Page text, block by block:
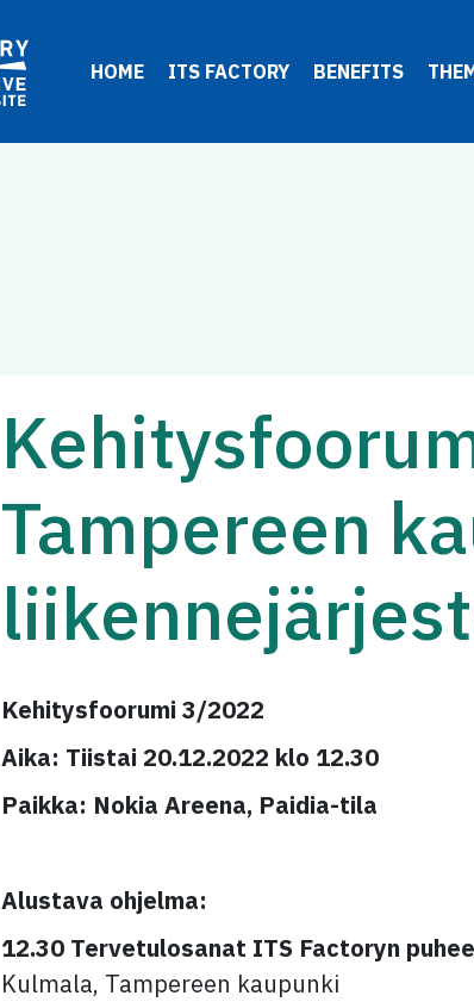
HOME ITS FACTORY BENEFITS
Tampereen
Kehitysfoorumi 3/2022
Aika: Tiistai 20.12.2022 klo 12.30
Paikka: Nokia Areena, Paidia-tila
Alustava ohjelma:
12.30 Tervetulosanat ITS Factoryn
Kulmala, Tampereen kaupunki